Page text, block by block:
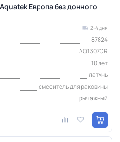
Европа без донного
2-4 дня
87824
AQ1307CR
10 лет
латунь
смеситель для раковины
рычажный